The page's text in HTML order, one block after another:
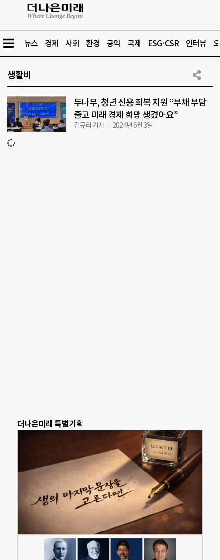
뉴스 경제 사회 환경 공익 국제 ESG·CSR 인터뷰
생활비
두나무, 청년 신용 회복 지원 “부채 부담
줄고 미래 경제 희망 생겼어요”
김규리 기자 2024년 6월 3일
더나은미래 특별기획